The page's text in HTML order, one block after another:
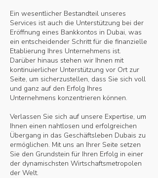
Ein wesentlicher Bestandteil unseres
Services ist auch die Unterstützung bei der
Eröffnung eines Bankkontos in Dubai, was
ein entscheidender Schritt für die finanzielle
Etablierung Ihres Unternehmens ist.
Darüber hinaus stehen wir Ihnen mit
kontinuierlicher Unterstützung vor Ort zur
Seite, um sicherzustellen, dass Sie sich voll
und ganz auf den Erfolg Ihres
Unternehmens konzentrieren können.
Verlassen Sie sich auf unsere Expertise, um
Ihnen einen nahtlosen und erfolgreichen
Übergang in das Geschäftsleben Dubais zu
ermöglichen. Mit uns an Ihrer Seite setzen
Sie den Grundstein für Ihren Erfolg in einer
der dynamischsten Wirtschaftsmetropolen
der Welt.